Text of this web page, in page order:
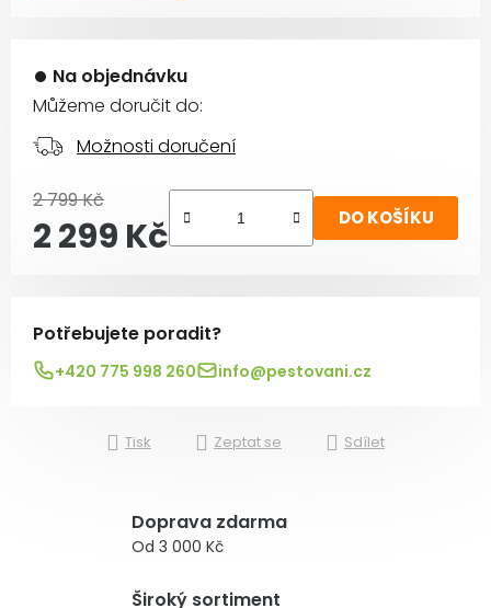
Na objednávku
Můžeme doručit do:
Možnosti doručení
2 799 Kč
2 299 Kč DO KOŠÍKU
Potřebujete poradit?
+420 775 998 260 info@pestovani.cz
Tisk Zeptat se Sdílet
Doprava zdarma
Od 3 000 Kč
Široký sortiment